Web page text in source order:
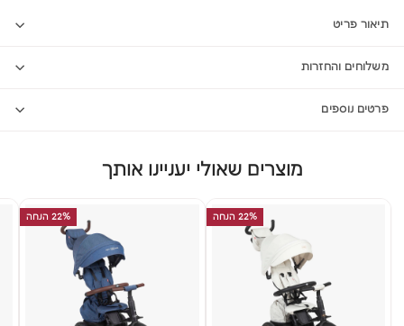
תיאור פריט
משלוחים והחזרות
פרטים נוספים
מוצרים שאולי יעניינו אותך
22% הנחה 22% הנחה